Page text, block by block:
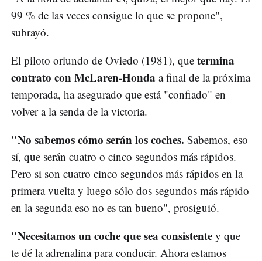
99 % de las veces consigue lo que se propone",
subrayó.
El piloto oriundo de Oviedo (1981), que termina
contrato con McLaren-Honda a final de la próxima
temporada, ha asegurado que está "confiado" en
volver a la senda de la victoria.
"No sabemos cómo serán los coches. Sabemos, eso
sí, que serán cuatro o cinco segundos más rápidos.
Pero si son cuatro cinco segundos más rápidos en la
primera vuelta y luego sólo dos segundos más rápido
en la segunda eso no es tan bueno", prosiguió.
"Necesitamos un coche que sea consistente y que
te dé la adrenalina para conducir. Ahora estamos